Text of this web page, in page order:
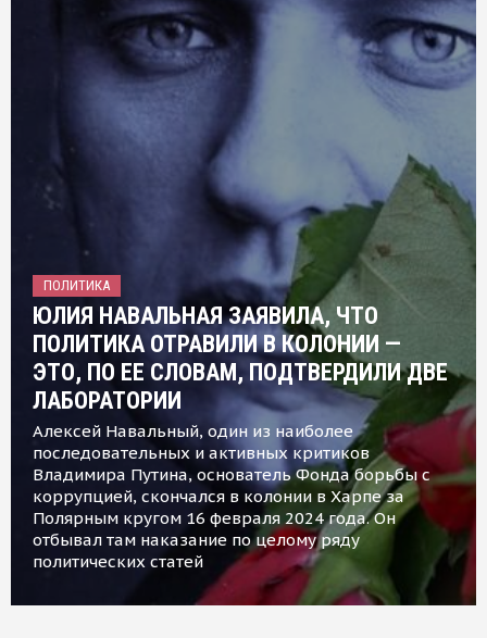
ПОЛИТИКА
ЮЛИЯ НАВАЛЬНАЯ ЗАЯВИЛА, ЧТО
ПОЛИТИКА ОТРАВИЛИ В КОЛОНИИ —
ЭТО, ПО ЕЕ СЛОВАМ, ПОДТВЕРДИЛИ ДВЕ
ЛАБОРАТОРИИ
Алексей Навальный, один из наиболее
последовательных и активных критиков
Владимира Путина, основатель Фонда борьбы с
коррупцией, скончался в колонии в Харпе за
Полярным кругом 16 февраля 2024 года. Он
отбывал там наказание по целому ряду
политических статей